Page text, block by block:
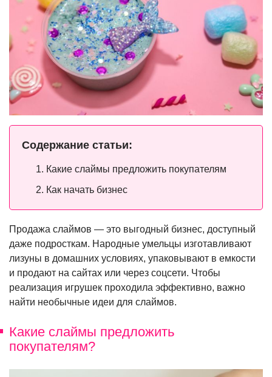
Содержание статьи:
Какие слаймы предложить покупателям
Как начать бизнес
Продажа слаймов — это выгодный бизнес, доступный
даже подросткам. Народные умельцы изготавливают
лизуны в домашних условиях, упаковывают в емкости
и продают на сайтах или через соцсети. Чтобы
реализация игрушек проходила эффективно, важно
найти необычные идеи для слаймов.
Какие слаймы предложить
покупателям?